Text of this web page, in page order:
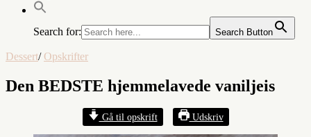
Search for: Search Button
Dessert/ Opskrifter
Den BEDSTE hjemmelavede vaniljeis
Gå til opskrift Udskriv